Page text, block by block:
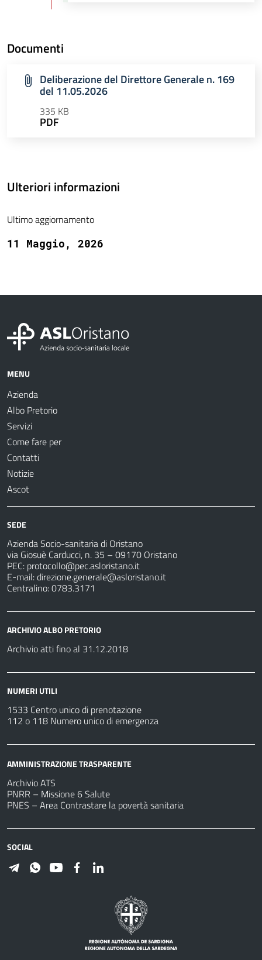
Documenti
Deliberazione del Direttore Generale n. 169
del 11.05.2026
335 KB
PDF
Ulteriori informazioni
Ultimo aggiornamento
11 Maggio, 2026
MENU
Azienda
Albo Pretorio
Servizi
Come fare per
Contatti
Notizie
Ascot
SEDE
Azienda Socio-sanitaria di Oristano
via Giosuè Carducci, n. 35 – 09170 Oristano
PEC: protocollo@pec.asloristano.it
E-mail:direzione.generale@asloristano.it
Centralino: 0783.3171
ARCHIVIO ALBO PRETORIO
Archivio atti fino al 31.12.2018
NUMERI UTILI
1533 Centro unico di prenotazione
112 o 118 Numero unico di emergenza
AMMINISTRAZIONE TRASPARENTE
Archivio ATS
PNRR – Missione 6 Salute
PNES – Area Contrastare la povertà sanitaria
SOCIAL